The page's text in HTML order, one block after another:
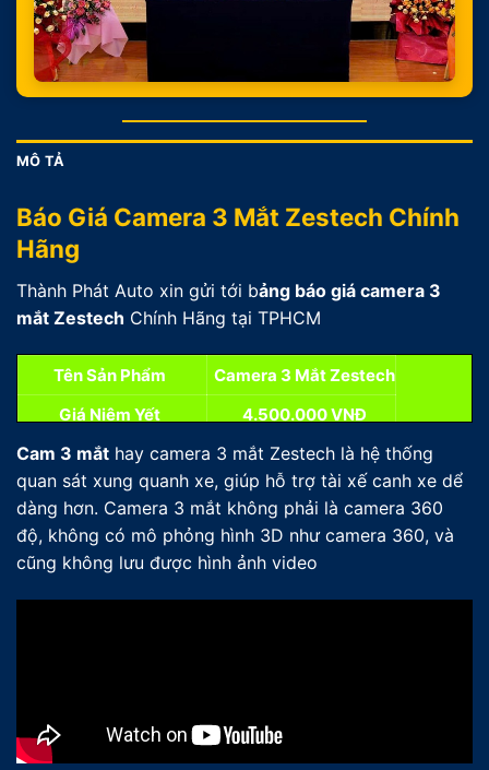
MÔ TẢ
Báo Giá Camera 3 Mắt Zestech Chính
Hãng
Thành Phát Auto xin gửi tới bảng báo giá camera 3
mắt Zestech Chính Hãng tại TPHCM
Tên Sản Phẩm
Camera 3 Mắt Zestech
Giá Niêm Yết
4.500.000 VNĐ
Quà Tặng
Bơm Lốp Zestech
Cam 3 mắt hay camera 3 mắt Zestech là hệ thống
quan sát xung quanh xe, giúp hỗ trợ tài xế canh xe dể
dàng hơn. Camera 3 mắt không phải là camera 360
độ, không có mô phỏng hình 3D như camera 360, và
cũng không lưu được hình ảnh video